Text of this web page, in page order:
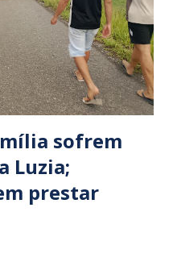
sofrem
Luzia;
prestar